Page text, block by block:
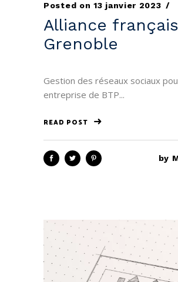
Posted on 13 janvier 2023
Alliance
Grenoble
Gestion des réseaux sociaux
entreprise de BTP...
READ POST
by